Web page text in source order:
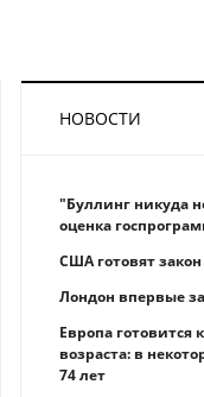
НОВОСТИ
"Буллинг никуда
оценка
США готовят
Лондон впервые
Европа
возраста: в
74 лет